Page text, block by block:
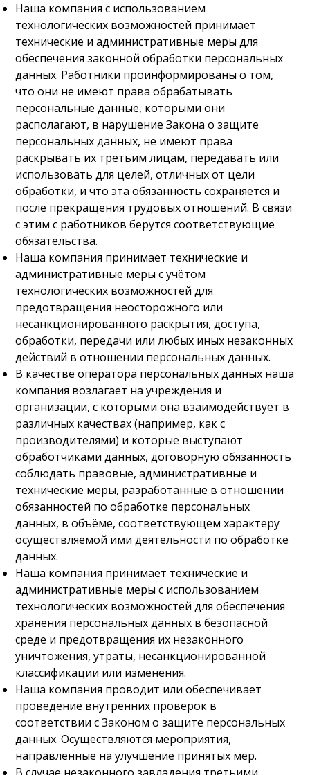
Наша компания с использованием
технологических возможностей принимает
технические и административные меры для
обеспечения законной обработки персональных
данных. Работники проинформированы о том,
что они не имеют права обрабатывать
персональные данные, которыми они
располагают, в нарушение Закона о защите
персональных данных, не имеют права
раскрывать их третьим лицам, передавать или
использовать для целей, отличных от цели
обработки, и что эта обязанность сохраняется и
после прекращения трудовых отношений. В связи
с этим с работников берутся соответствующие
обязательства.
Наша компания принимает технические и
административные меры с учётом
технологических возможностей для
предотвращения неосторожного или
несанкционированного раскрытия, доступа,
обработки, передачи или любых иных незаконных
действий в отношении персональных данных.
В качестве оператора персональных данных наша
компания возлагает на учреждения и
организации, с которыми она взаимодействует в
различных качествах (например, как с
производителями) и которые выступают
обработчиками данных, договорную обязанность
соблюдать правовые, административные и
технические меры, разработанные в отношении
обязанностей по обработке персональных
данных, в объёме, соответствующем характеру
осуществляемой ими деятельности по обработке
данных.
Наша компания принимает технические и
административные меры с использованием
технологических возможностей для обеспечения
хранения персональных данных в безопасной
среде и предотвращения их незаконного
уничтожения, утраты, несанкционированной
классификации или изменения.
Наша компания проводит или обеспечивает
проведение внутренних проверок в
соответствии с Законом о защите персональных
данных. Осуществляются мероприятия,
направленные на улучшение принятых мер.